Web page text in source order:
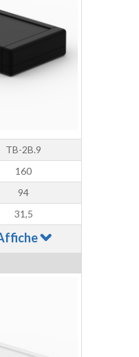
TB-2B.9
160
94
31,5